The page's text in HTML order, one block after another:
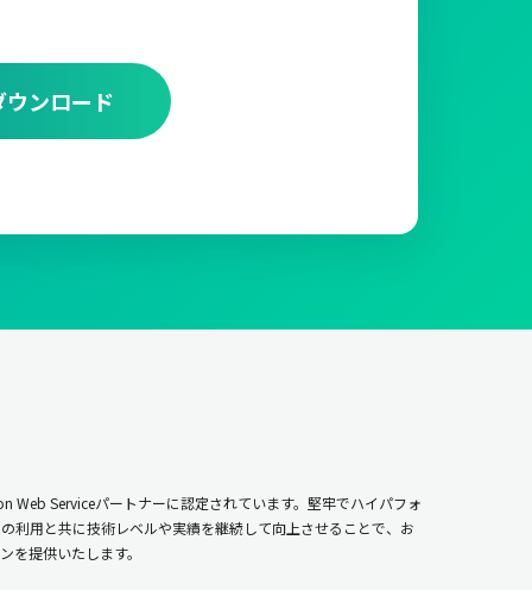
ウンロード
Web Serviceパートナーに認定されています。堅牢でハイパフォ
利用と共に技術レベルや実績を継続して向上させることで、お
を提供いたします。